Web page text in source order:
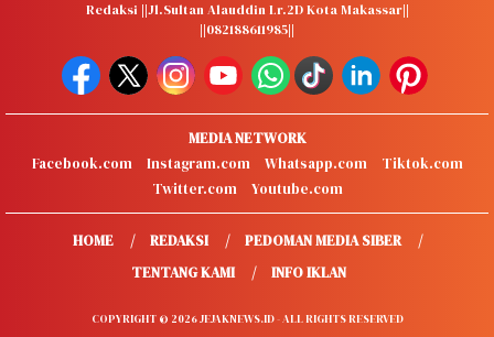
Redaksi ||Jl.Sultan Alauddin Lr.2D Kota Makassar||
||082188611985||
MEDIA NETWORK
Facebook.com
Instagram.com Whatsapp.com
Tiktok.com
Twitter.com
Youtube.com
HOME REDAKSI
PEDOMAN MEDIA SIBER
TENTANG KAMI
INFO IKLAN
COPYRIGHT © 2026 JEJAKNEWS.ID - ALL RIGHTS RESERVED